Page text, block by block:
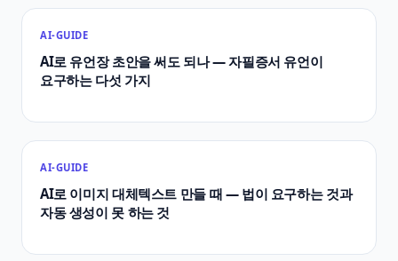
AI-GUIDE
AI로 유언장 초안을 써도 되나 — 자필증서 유언이
요구하는 다섯 가지
AI-GUIDE
AI로 이미지 대체텍스트 만들 때 — 법이 요구하는 것과
자동 생성이 못 하는 것